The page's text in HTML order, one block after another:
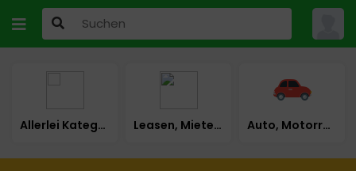
Allerlei Kategorie Leasen, Mieten, Mietkauf Auto, Motorrad & LKW